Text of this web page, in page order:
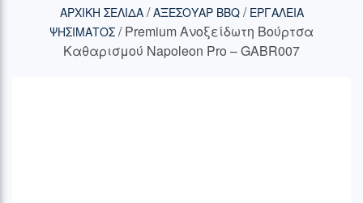
ΑΡΧΙΚΉ ΣΕΛΊΔΑ/ΑΞΕΣΟΥΑΡ BBQ/ ΕΡΓΑΛΕΙΑ
ΨΗΣΙΜΑΤΟΣ / Premium Ανοξείδωτη Βούρτσα
Καθαρισμού Napoleon Pro – GABR007